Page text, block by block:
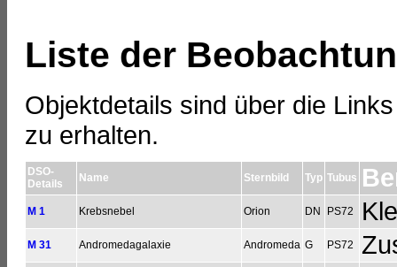
Liste der
Objektdetails sind über die
zu erhalten.
DSO-
Details
Name Sternbild Typ Tubus
M 1 Krebsnebel Orion DN PS72
M 31 Andromedagalaxie Andromeda G PS72